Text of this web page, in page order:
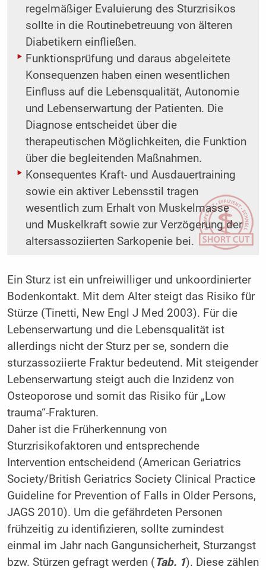
regelmäßiger Evaluierung des Sturzrisikos
sollte in die Routinebetreuung von älteren
Diabetikern einfließen.
Funktionsprüfung und daraus abgeleitete
Konsequenzen haben einen wesentlichen
Einfluss auf die Lebensqualität, Autonomie
und Lebenserwartung der Patienten. Die
Diagnose entscheidet über die
therapeutischen Möglichkeiten, die Funktion
über die begleitenden Maßnahmen.
Konsequentes Kraft- und Ausdauertraining
sowie ein aktiver Lebensstil tragen
wesentlich zum Erhalt von Muskelmasse
und Muskelkraft sowie zur Verzögerung der
altersassoziierten Sarkopenie bei.
Ein Sturz ist ein unfreiwilliger und unkoordinierter
Bodenkontakt. Mit dem Alter steigt das Risiko für
Stürze (Tinetti, New Engl J Med 2003). Für die
Lebenserwartung und die Lebensqualität ist
allerdings nicht der Sturz per se, sondern die
sturzassoziierte Fraktur bedeutend. Mit steigender
Lebenserwartung steigt auch die Inzidenz von
Osteoporose und somit das Risiko für „Low
trauma“-Frakturen.
Daher ist die Früherkennung von
Sturzrisikofaktoren und entsprechende
Intervention entscheidend (American Geriatrics
Society/British Geriatrics Society Clinical Practice
Guideline for Prevention of Falls in Older Persons,
JAGS 2010). Um die gefährdeten Personen
frühzeitig zu identifizieren, sollte zumindest
einmal im Jahr nach Gangunsicherheit, Sturzangst
bzw. Stürzen gefragt werden (Tab. 1). Diese zählen